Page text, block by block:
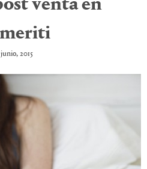
venta en
junio, 2015